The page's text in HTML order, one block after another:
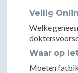
Veilig
Welke
Waar op
Moeten